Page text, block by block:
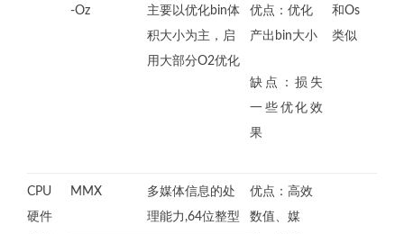
-Oz
主要以优化bin体
积大小为主，启
用大部分O2优化
优点：优化
产出bin大小
缺点：损失
一些优化效
果
和Os
类似
CPU
硬件
MMX
多媒体信息的处
理能力,64位整型
优点：高效
数值、媒